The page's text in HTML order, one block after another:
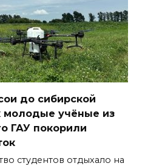
до сибирской
молодые учёные из
ГАУ покорили
студентов отдыхало на